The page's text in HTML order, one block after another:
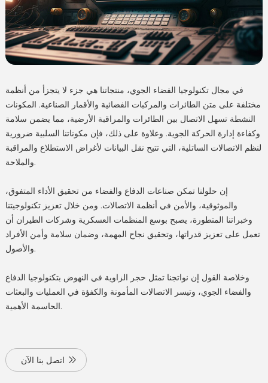
في مجال تكنولوجيا الفضاء الجوي، منتجاتنا هي جزء لا يتجزأ من أنظمة
مختلفة على متن الطائرات والمركبات الفضائية والأقمار الصناعية. المكونات
النشطة تسهل الاتصال بين الطائرات والمراقبة الأرضية، مما يضمن سلامة
وكفاءة إدارة الحركة الجوية. وعلاوة على ذلك، فإن مكوناتنا السلبية ضرورية
لنظم الاتصالات الساتلية، التي تتيح نقل البيانات لأغراض الاستطلاع والمراقبة
والملاحة.
إن حلولنا تمكن صناعات الدفاع والفضاء من تحقيق الأداء المتفوق،
والموثوقية، والأمن في أنظمة الاتصالات. ومن خلال تعزيز تكنولوجيتنا
وخبراتنا المتطورة، يصبح بوسع المنظمات العسكرية وشركات الطيران أن
تعمل على تعزيز قدراتها، وتحقيق نجاح المهمة، وضمان سلامة وأمن الأفراد
والأصول.
وخلاصة القول إن نواتجنا تمثل حجر الزاوية في النهوض بتكنولوجيا الدفاع
والفضاء الجوي، وتيسر الاتصالات المأمونة والكفؤة في العمليات والبعثات
الحاسمة الأهمية.
اتصل بنا الآن